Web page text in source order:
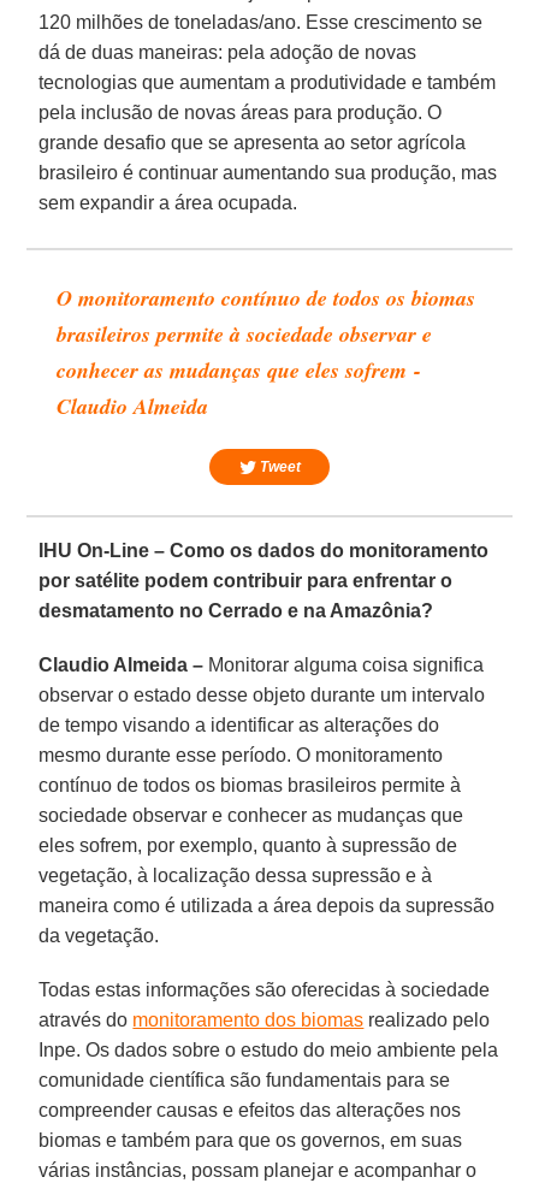
120 milhões de toneladas/ano. Esse crescimento se
dá de duas maneiras: pela adoção de novas
tecnologias que aumentam a produtividade e também
pela inclusão de novas áreas para produção. O
grande desafio que se apresenta ao setor agrícola
brasileiro é continuar aumentando sua produção, mas
sem expandir a área ocupada.
O monitoramento contínuo de todos os biomas
brasileiros permite à sociedade observar e
conhecer as mudanças que eles sofrem -
Claudio Almeida
Tweet
IHU On-Line – Como os dados do monitoramento
por satélite podem contribuir para enfrentar o
desmatamento no Cerrado e na Amazônia?
Claudio Almeida – Monitorar alguma coisa significa
observar o estado desse objeto durante um intervalo
de tempo visando a identificar as alterações do
mesmo durante esse período. O monitoramento
contínuo de todos os biomas brasileiros permite à
sociedade observar e conhecer as mudanças que
eles sofrem, por exemplo, quanto à supressão de
vegetação, à localização dessa supressão e à
maneira como é utilizada a área depois da supressão
da vegetação.
Todas estas informações são oferecidas à sociedade
através do monitoramento dos biomas realizado pelo
Inpe. Os dados sobre o estudo do meio ambiente pela
comunidade científica são fundamentais para se
compreender causas e efeitos das alterações nos
biomas e também para que os governos, em suas
várias instâncias, possam planejar e acompanhar o